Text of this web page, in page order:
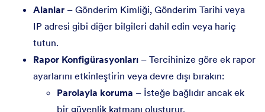
Alanlar – Gönderim Kimliği, Gönderim Tarihi veya
IP adresi gibi diğer bilgileri dahil edin veya hariç
tutun.
Rapor Konfigürasyonları – Tercihinize göre ek rapor
ayarlarını etkinleştirin veya devre dışı bırakın:
Parolayla koruma – İsteğe bağlıdır ancak ek
bir güvenlik katmanı oluşturur.